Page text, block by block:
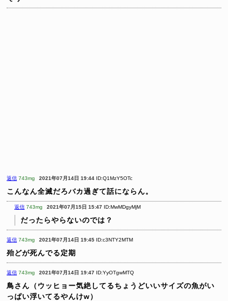
返信 743mg 2021年07月14日 19:44 ID:Q1MzY5OTc
こんなん全滅だろバカ過ぎて話にならん。
返信 743mg 2021年07月15日 15:47 ID:MwMDgyMjM
だったらやらないのでは？
返信 743mg 2021年07月14日 19:45 ID:c3NTY2MTM
殆どが死んでる定期
返信 743mg 2021年07月14日 19:47 ID:YyOTgwMTQ
鳥さん（ウッヒョー気絶してるちょうどいいサイズの魚がい
っぱい浮いてるやんけw）